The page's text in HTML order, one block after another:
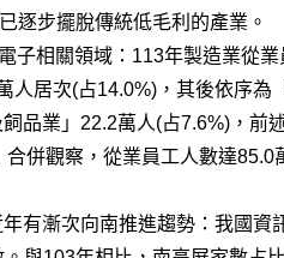
逐步擺脫傳統低毛利的產業。
子相關領域：113年製造業從
人居次(占14.0%)，其後依序
品業」22.2萬人(占7.6%)，前
併觀察，從業員工人數達
有漸次向南推進趨勢：我國